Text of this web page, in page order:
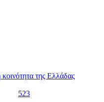
της Ελλάδας